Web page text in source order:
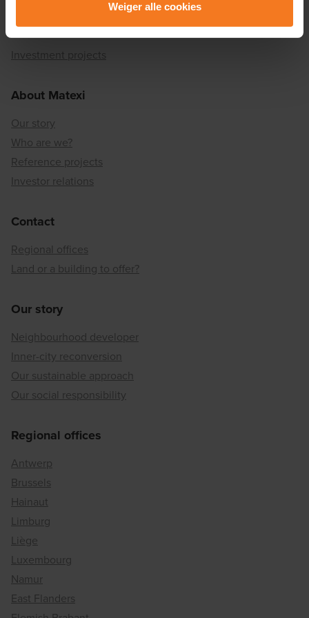
Lees er meer over in onze
Weiger alle cookies
Matexi Invest
Investment projects
About Matexi
Our story
Who are we?
Reference projects
Investor relations
Contact
Regional offices
Land or a building to offer?
Our story
Neighbourhood developer
Inner-city reconversion
Our sustainable approach
Our social responsibility
Regional offices
Antwerp
Brussels
Hainaut
Limburg
Liège
Luxembourg
Namur
East Flanders